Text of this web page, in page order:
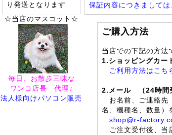
り発送となります
☆当店のマスコット☆
毎日、お散歩三昧な
ワンコ店長 代理♪
法人様向けパソコン販売
保証内容につきましては
ご購入方法
当店での下記の方法
1.ショッピングカー
ご利用方法はこち
2.メール （24時間
お名前、ご連絡先
名、機種名、数量）
shop@r-
ご注文受付後、当